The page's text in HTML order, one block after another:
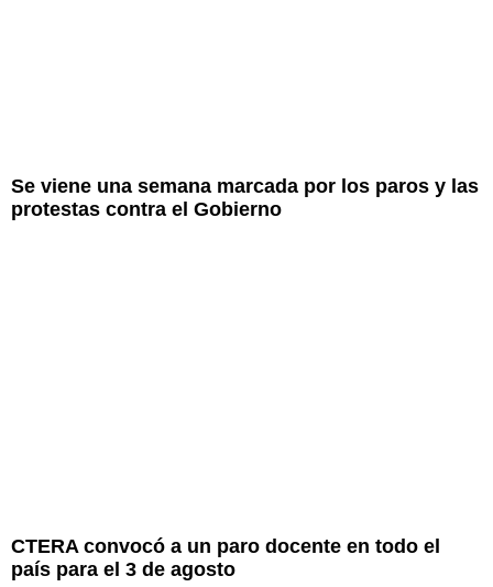
Se viene una semana marcada por los paros y las
protestas contra el Gobierno
CTERA convocó a un paro docente en todo el
país para el 3 de agosto